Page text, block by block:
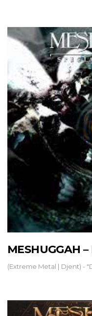
MESHUGGAH –
(Extreme Metal | Djent) -